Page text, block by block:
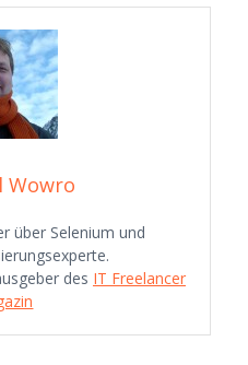
Wowro
über Selenium und
des IT Freelancer